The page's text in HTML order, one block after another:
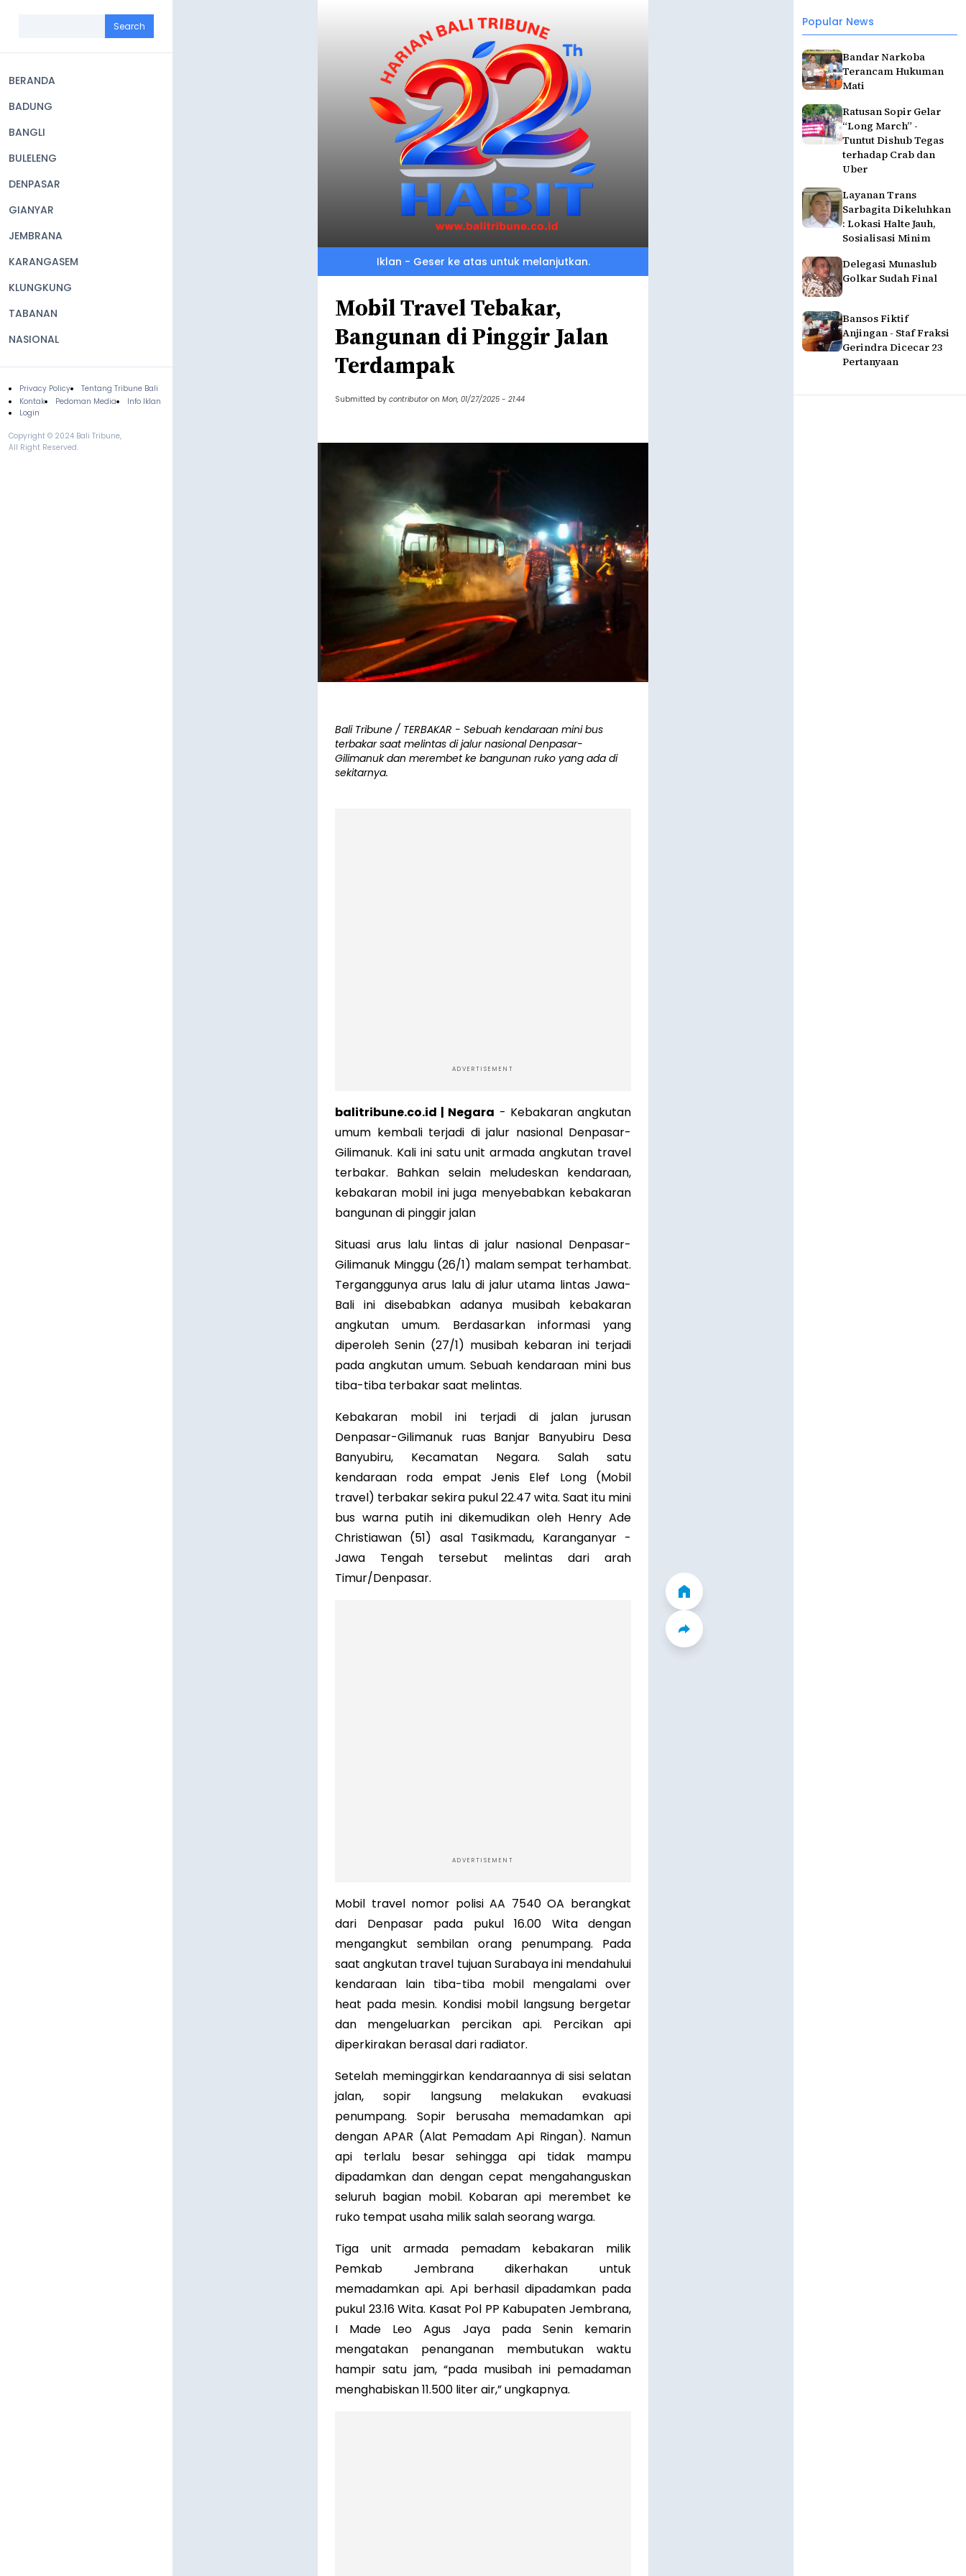
navigation
BERANDA
BADUNG
BANGLI
BULELENG
DENPASAR
GIANYAR
JEMBRANA
KARANGASEM
KLUNGKUNG
TABANAN
NASIONAL
Footer
Privacy Policy
Tentang Tribune Bali
Kontak
Pedoman Media
Info Iklan
Login
Copyright © 2024 Bali Tribune,
All Right Reserved.
Popular News
Bandar Narkoba
Terancam Hukuman
Mati
Ratusan Sopir Gelar
“Long March” -
Tuntut Dishub Tegas
terhadap Crab dan
Uber
Layanan Trans
Sarbagita Dikeluhkan
: Lokasi Halte Jauh,
Sosialisasi Minim
Delegasi Munaslub
Golkar Sudah Final
Bansos Fiktif
Anjingan - Staf Fraksi
Gerindra Dicecar 23
Pertanyaan
Iklan - Geser ke atas untuk melanjutkan.
Mobil Travel Tebakar,
Bangunan di Pinggir Jalan
Terdampak
Submitted by contributor on Mon, 01/27/2025 - 21:44
Bali Tribune / TERBAKAR - Sebuah kendaraan mini bus
terbakar saat melintas di jalur nasional Denpasar-
Gilimanuk dan merembet ke bangunan ruko yang ada di
sekitarnya.
ADVERTISEMENT
balitribune.co.id | Negara - Kebakaran angkutan
umum kembali terjadi di jalur nasional Denpasar-
Gilimanuk. Kali ini satu unit armada angkutan travel
terbakar. Bahkan selain meludeskan kendaraan,
kebakaran mobil ini juga menyebabkan kebakaran
bangunan di pinggir jalan
Situasi arus lalu lintas di jalur nasional Denpasar-
Gilimanuk Minggu (26/1) malam sempat terhambat.
Terganggunya arus lalu di jalur utama lintas Jawa-
Bali ini disebabkan adanya musibah kebakaran
angkutan umum. Berdasarkan informasi yang
diperoleh Senin (27/1) musibah kebaran ini terjadi
pada angkutan umum. Sebuah kendaraan mini bus
tiba-tiba terbakar saat melintas.
Kebakaran mobil ini terjadi di jalan jurusan
Denpasar-Gilimanuk ruas Banjar Banyubiru Desa
Banyubiru, Kecamatan Negara. Salah satu
kendaraan roda empat Jenis Elef Long (Mobil
travel) terbakar sekira pukul 22.47 wita. Saat itu mini
bus warna putih ini dikemudikan oleh Henry Ade
Christiawan (51) asal Tasikmadu, Karanganyar -
Jawa Tengah tersebut melintas dari arah
Timur/Denpasar.
ADVERTISEMENT
Mobil travel nomor polisi AA 7540 OA berangkat
dari Denpasar pada pukul 16.00 Wita dengan
mengangkut sembilan orang penumpang. Pada
saat angkutan travel tujuan Surabaya ini mendahului
kendaraan lain tiba-tiba mobil mengalami over
heat pada mesin. Kondisi mobil langsung bergetar
dan mengeluarkan percikan api. Percikan api
diperkirakan berasal dari radiator.
Setelah meminggirkan kendaraannya di sisi selatan
jalan, sopir langsung melakukan evakuasi
penumpang. Sopir berusaha memadamkan api
dengan APAR (Alat Pemadam Api Ringan). Namun
api terlalu besar sehingga api tidak mampu
dipadamkan dan dengan cepat mengahanguskan
seluruh bagian mobil. Kobaran api merembet ke
ruko tempat usaha milik salah seorang warga.
Tiga unit armada pemadam kebakaran milik
Pemkab Jembrana dikerhakan untuk
memadamkan api. Api berhasil dipadamkan pada
pukul 23.16 Wita. Kasat Pol PP Kabupaten Jembrana,
I Made Leo Agus Jaya pada Senin kemarin
mengatakan penanganan membutukan waktu
hampir satu jam, “pada musibah ini pemadaman
menghabiskan 11.500 liter air,” ungkapnya.